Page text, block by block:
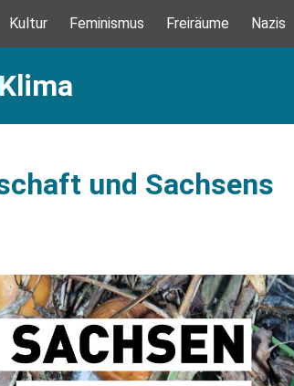
Kultur Feminismus Freiräume Nazis
und Sachsens